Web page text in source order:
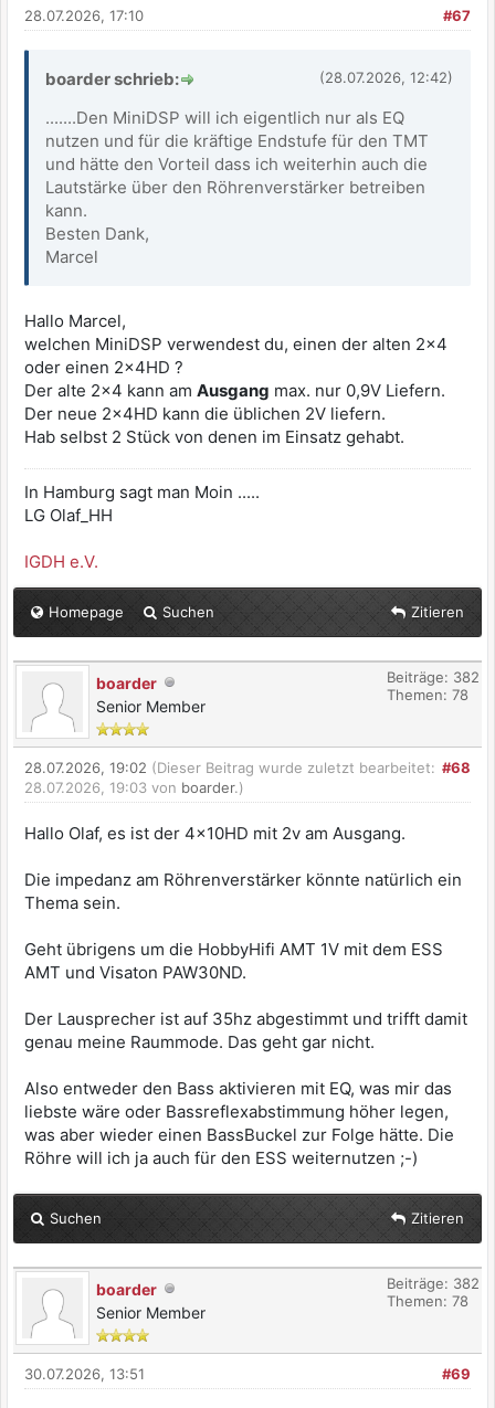
#67
28.07.2026, 17:10
(28.07.2026, 12:42)
boarder schrieb:
.......Den MiniDSP will ich eigentlich nur als EQ
nutzen und für die kräftige Endstufe für den TMT
und hätte den Vorteil dass ich weiterhin auch die
Lautstärke über den Röhrenverstärker betreiben
kann.
Besten Dank,
Marcel
Hallo Marcel,
welchen MiniDSP verwendest du, einen der alten 2x4
oder einen 2x4HD ?
Der alte 2x4 kann am Ausgang max. nur 0,9V Liefern.
Der neue 2x4HD kann die üblichen 2V liefern.
Hab selbst 2 Stück von denen im Einsatz gehabt.
In Hamburg sagt man Moin .....
LG Olaf_HH
IGDH e.V.
Homepage Suchen Zitieren
boarder
Senior Member
Beiträge: 382
Themen: 78
#68
28.07.2026, 19:02 (Dieser Beitrag wurde zuletzt bearbeitet:
28.07.2026, 19:03 von boarder.)
Hallo Olaf, es ist der 4x10HD mit 2v am Ausgang.
Die impedanz am Röhrenverstärker könnte natürlich ein
Thema sein.
Geht übrigens um die HobbyHifi AMT 1V mit dem ESS
AMT und Visaton PAW30ND.
Der Lausprecher ist auf 35hz abgestimmt und trifft damit
genau meine Raummode. Das geht gar nicht.
Also entweder den Bass aktivieren mit EQ, was mir das
liebste wäre oder Bassreflexabstimmung höher legen,
was aber wieder einen BassBuckel zur Folge hätte. Die
Röhre will ich ja auch für den ESS weiternutzen ;-)
Suchen Zitieren
boarder
Senior Member
Beiträge: 382
Themen: 78
#69
30.07.2026, 13:51